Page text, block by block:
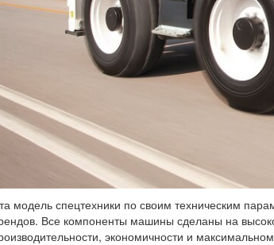
модель спецтехники по своим техническим
Все компоненты машины сделаны на
экономичности и